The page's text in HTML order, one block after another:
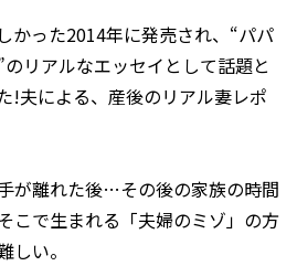
かった2014年に発売され、“パパ
リアルなエッセイとして話題と
!夫による、産後のリアル妻レポ
が離れた後…その後の家族の時間
こで生まれる「夫婦のミゾ」の方
しい。